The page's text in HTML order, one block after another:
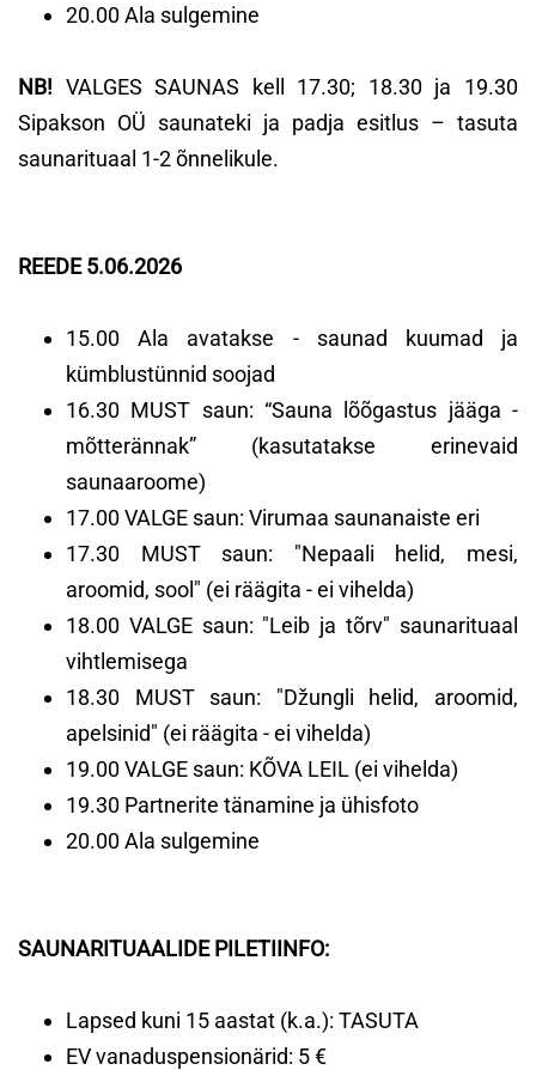
20.00 Ala sulgemine
NB! VALGES SAUNAS kell 17.30; 18.30 ja 19.30
Sipakson OÜ saunateki ja padja esitlus – tasuta
saunarituaal 1-2 õnnelikule.
REEDE 5.06.2026
15.00 Ala avatakse - saunad kuumad ja
kümblustünnid soojad
16.30 MUST saun: “Sauna lõõgastus jääga -
mõtterännak” (kasutatakse erinevaid
saunaaroome)
17.00 VALGE saun: Virumaa saunanaiste eri
17.30 MUST saun: "Nepaali helid, mesi,
aroomid, sool" (ei räägita - ei vihelda)
18.00 VALGE saun: "Leib ja tõrv" saunarituaal
vihtlemisega
18.30 MUST saun: "Džungli helid, aroomid,
apelsinid" (ei räägita - ei vihelda)
19.00 VALGE saun: KÕVA LEIL (ei vihelda)
19.30 Partnerite tänamine ja ühisfoto
20.00 Ala sulgemine
SAUNARITUAALIDE PILETIINFO:
Lapsed kuni 15 aastat (k.a.): TASUTA
EV vanaduspensionärid: 5 €